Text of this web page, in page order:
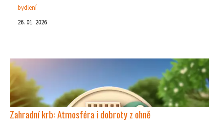
bydlení
26. 01. 2026
Zahradní krb: Atmosféra i dobroty z ohně